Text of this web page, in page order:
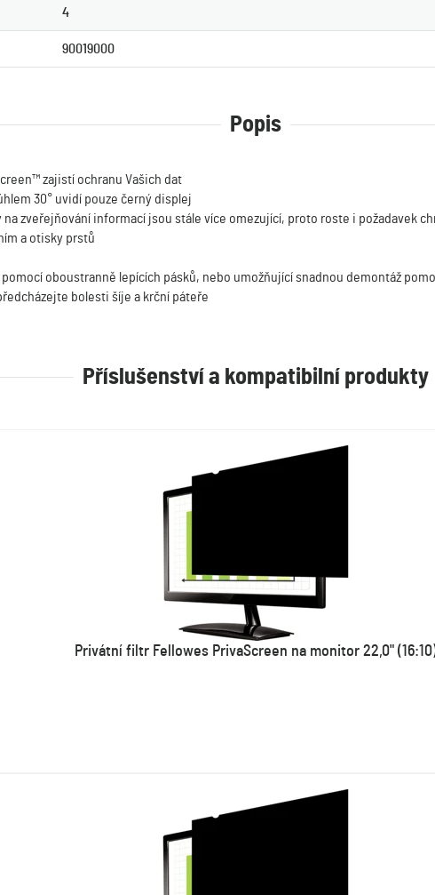
4
90019000
Popis
zajistí ochranu Vašich dat
30° uvidí pouze černý displej
na zveřejňování informací jsou stále více omezující, proto roste i požadavek
a otisky prstů
oboustranně lepících pásků, nebo umožňující snadnou demontáž
bolesti šíje a krční páteře
Příslušenství a kompatibilní produkty
Privátní filtr Fellowes PrivaScreen na monitor 22,0"